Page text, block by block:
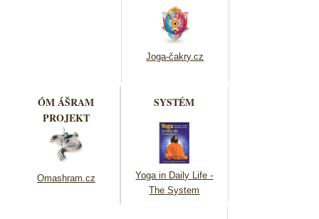
Joga-čakry.cz
ÓM ÁŠRAM
PROJEKT
Omashram.cz
SYSTÉM
Yoga in Daily Life -
The System